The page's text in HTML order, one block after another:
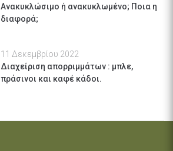
Ανακυκλώσιμο ή ανακυκλωμένο; Ποια η
διαφορά;
11 Δεκεμβρίου 2022
Διαχείριση απορριμμάτων : μπλε,
πράσινοι και καφέ κάδοι.